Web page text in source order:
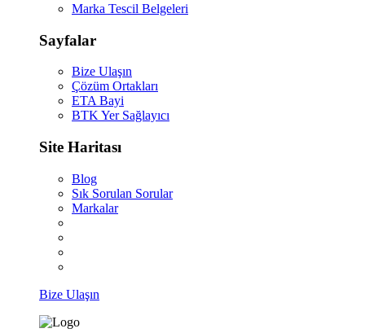
Marka Tescil Belgeleri
Sayfalar
Bize Ulaşın
Çözüm Ortakları
ETA Bayi
BTK Yer Sağlayıcı
Site Haritası
Blog
Sık Sorulan Sorular
Markalar
Bize Ulaşın